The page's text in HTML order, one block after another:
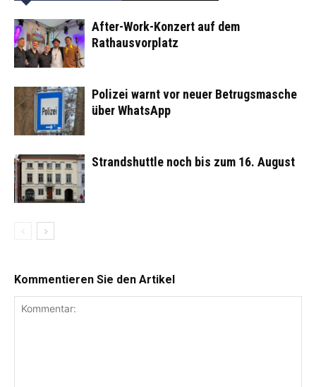
After-Work-Konzert auf dem
Rathausvorplatz
Polizei warnt vor neuer Betrugsmasche
über WhatsApp
Strandshuttle noch bis zum 16. August
Kommentieren Sie den Artikel